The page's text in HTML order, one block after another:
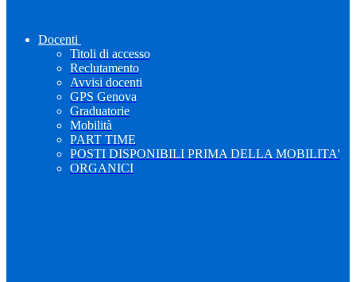
Docenti
Titoli di accesso
Reclutamento
Avvisi docenti
GPS Genova
Graduatorie
Mobilità
PART TIME
POSTI DISPONIBILI PRIMA DELLA MOBILITA'
ORGANICI